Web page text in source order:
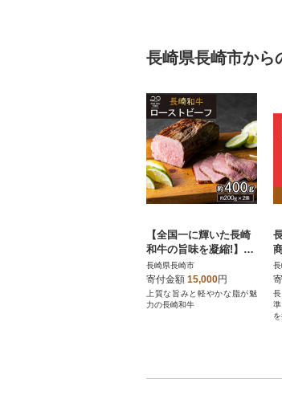
長崎県長崎市から
【全国一に輝いた長崎
和牛の旨味を凝縮!】長
崎和牛ローストビーフ
約400g(長崎市)
長崎県長崎市
寄付金額 15,000円
上質な旨みと軽やかな脂が魅
力の長崎和牛